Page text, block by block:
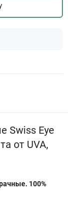
Swiss Eye
от UVA,
. 100%